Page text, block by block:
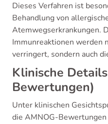
Dieses Verfahren ist
Behandlung von
Atemwegserkrankungen.
Immunreaktionen werden
verringert, sondern auch
Klinische
Bewertungen)
Unter klinischen
die AMNOG-